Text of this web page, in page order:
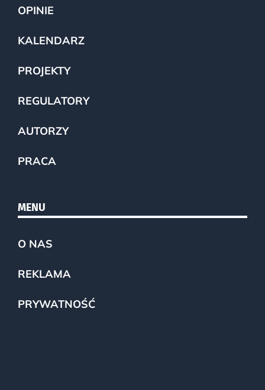
OPINIE
KALENDARZ
PROJEKTY
REGULATORY
AUTORZY
PRACA
MENU
O NAS
REKLAMA
PRYWATNOŚĆ